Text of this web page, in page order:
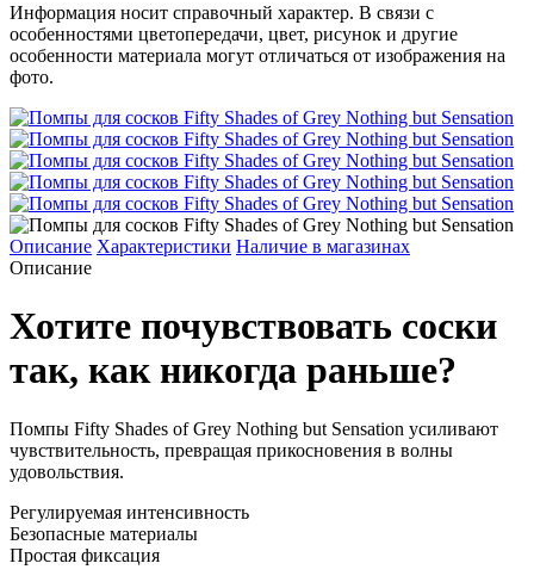
Информация носит справочный характер. В связи с
особенностями цветопередачи, цвет, рисунок и другие
особенности материала могут отличаться от изображения на
фото.
Описание Характеристики Наличие в магазинах
Описание
Хотите почувствовать соски
так, как никогда раньше?
Помпы Fifty Shades of Grey Nothing but Sensation усиливают
чувствительность, превращая прикосновения в волны
удовольствия.
Регулируемая интенсивность
Безопасные материалы
Простая фиксация